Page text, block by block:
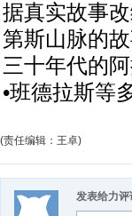
据真实故事
第斯山脉的
三十年代的
•班德拉斯等
(责任编辑：王卓)
发表给力评